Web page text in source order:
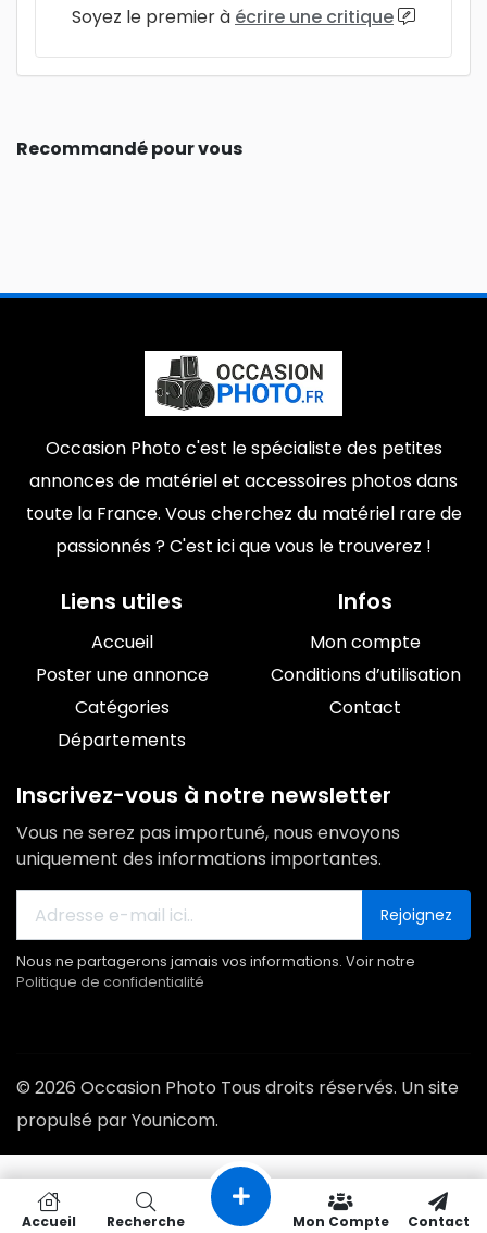
Soyez le premier à écrire une critique
Recommandé pour vous
Occasion Photo c'est le spécialiste des petites
annonces de matériel et accessoires photos dans
toute la France. Vous cherchez du matériel rare de
passionnés ? C'est ici que vous le trouverez !
Liens utiles
Accueil
Poster une annonce
Catégories
Départements
Infos
Mon compte
Conditions d’utilisation
Contact
Inscrivez-vous à notre newsletter
Vous ne serez pas importuné, nous envoyons
uniquement des informations importantes.
Rejoignez
Nous ne partagerons jamais vos informations. Voir notre
Politique de confidentialité
© 2026 Occasion Photo Tous droits réservés. Un site
propulsé par Younicom.
Accueil Recherche Mon Compte Contact